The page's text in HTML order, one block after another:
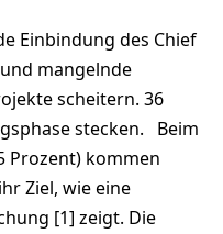
Einbindung des Chief
mangelnde
scheitern. 36
stecken. Beim
Prozent) kommen
Ziel, wie eine
[1] zeigt. Die